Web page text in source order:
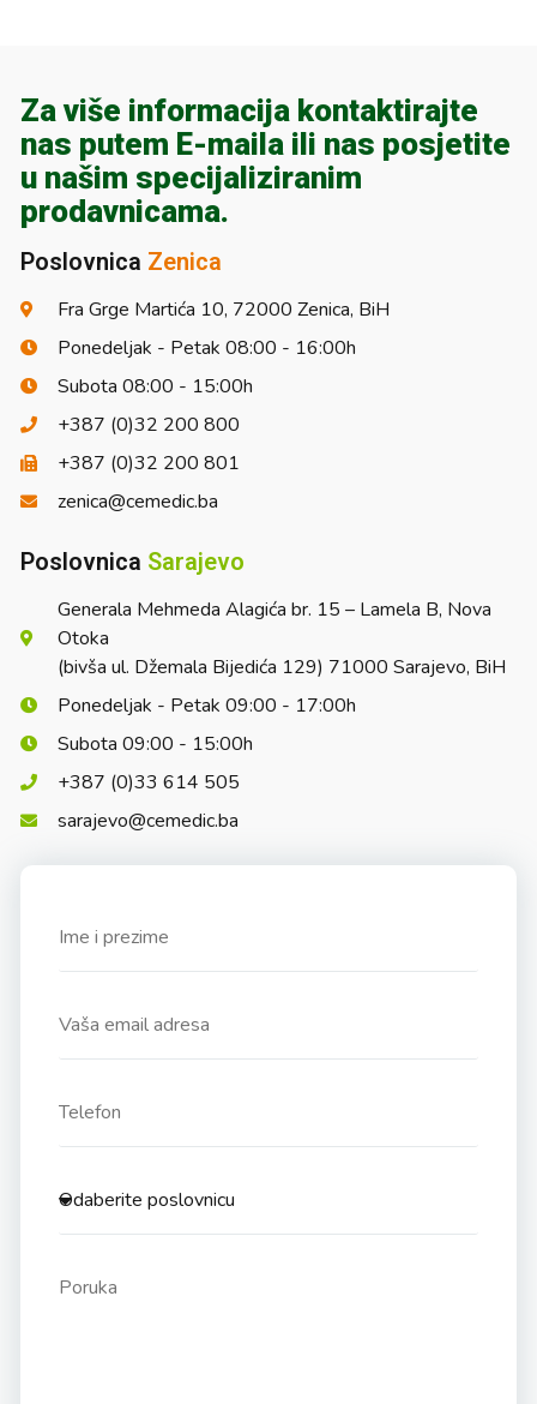
Za više informacija kontaktirajte
nas putem E-maila ili nas posjetite
u našim specijaliziranim
prodavnicama.
Poslovnica Zenica
Fra Grge Martića 10, 72000 Zenica, BiH
Ponedeljak - Petak 08:00 - 16:00h
Subota 08:00 - 15:00h
+387 (0)32 200 800
+387 (0)32 200 801
zenica@cemedic.ba
Poslovnica Sarajevo
Generala Mehmeda Alagića br. 15 – Lamela B, Nova
Otoka
(bivša ul. Džemala Bijedića 129) 71000 Sarajevo, BiH
Ponedeljak - Petak 09:00 - 17:00h
Subota 09:00 - 15:00h
+387 (0)33 614 505
sarajevo@cemedic.ba